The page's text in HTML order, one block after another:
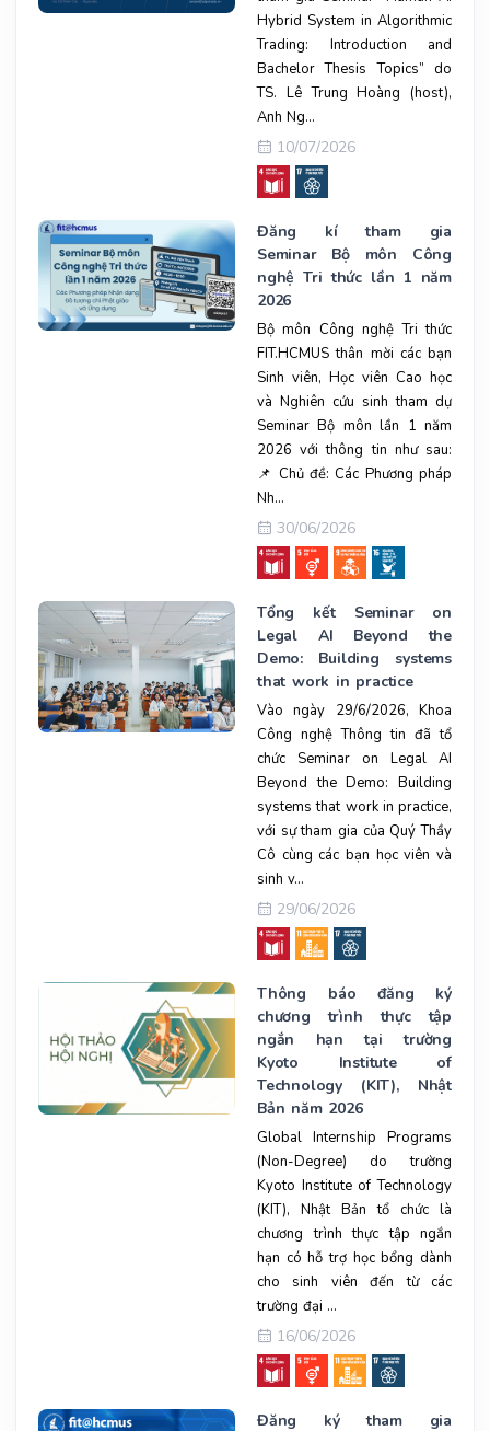
Hybrid System in Algorithmic
Trading: Introduction and
Bachelor Thesis Topics” do
TS. Lê Trung Hoàng (host),
Anh Ng...
10/07/2026
Đăng kí tham gia
Seminar Bộ môn Công
nghệ Tri thức lần 1 năm
2026
Bộ môn Công nghệ Tri thức
FIT.HCMUS thân mời các bạn
Sinh viên, Học viên Cao học
và Nghiên cứu sinh tham dự
Seminar Bộ môn lần 1 năm
2026 với thông tin như sau:
📌 Chủ đề: Các Phương pháp
Nh...
30/06/2026
Tổng kết Seminar on
Legal AI Beyond the
Demo: Building systems
that work in practice
Vào ngày 29/6/2026, Khoa
Công nghệ Thông tin đã tổ
chức Seminar on Legal AI
Beyond the Demo: Building
systems that work in practice,
với sự tham gia của Quý Thầy
Cô cùng các bạn học viên và
sinh v...
29/06/2026
Thông báo đăng ký
chương trình thực tập
ngắn hạn tại trường
Kyoto Institute of
Technology (KIT), Nhật
Bản năm 2026
Global Internship Programs
(Non-Degree) do trường
Kyoto Institute of Technology
(KIT), Nhật Bản tổ chức là
chương trình thực tập ngắn
hạn có hỗ trợ học bổng dành
cho sinh viên đến từ các
trường đại ...
16/06/2026
Đăng ký tham gia